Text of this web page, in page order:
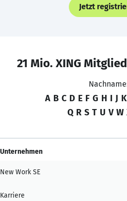
Jetzt
21 Mio. XING
A B C D E F G H I J K
Q R S T U V W
Unternehmen
New Work SE
Karriere